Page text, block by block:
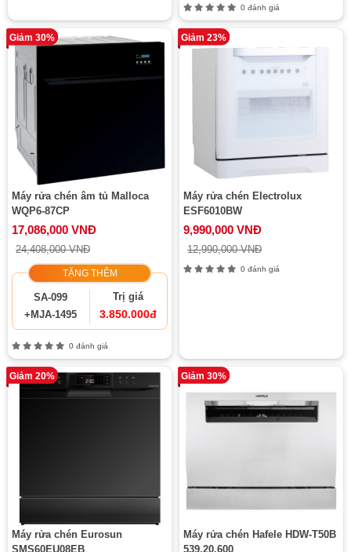
0 đánh giá
Giảm 30%
Máy rửa chén âm tủ Malloca
WQP6-87CP
17,086,000 VNĐ
24,408,000 VNĐ
TẶNG THÊM
SA-099
+MJA-1495
Trị giá
3.850.000đ
0 đánh giá
Giảm 23%
Máy rửa chén Electrolux
ESF6010BW
9,990,000 VNĐ
12,990,000 VNĐ
0 đánh giá
Giảm 20%
Máy rửa chén Eurosun
SMS60EU08EB
Giảm 30%
Máy rửa chén Hafele HDW-T50B
539.20.600